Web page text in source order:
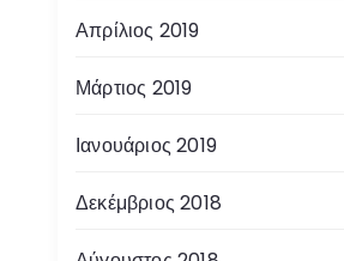
Απρίλιος 2019
Μάρτιος 2019
Ιανουάριος 2019
Δεκέμβριος 2018